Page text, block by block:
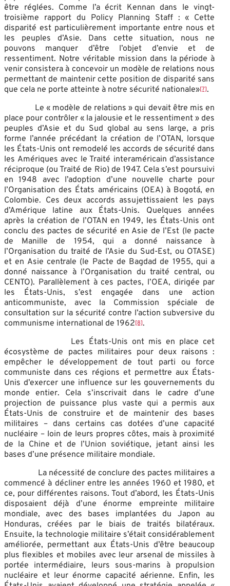
être réglées. Comme l’a écrit Kennan dans le vingt-
troisième rapport du Policy Planning Staff : « Cette
disparité est particulièrement importante entre nous et
les peuples d’Asie. Dans cette situation, nous ne
pouvons manquer d’être l’objet d’envie et de
ressentiment. Notre véritable mission dans la période à
venir consistera à concevoir un modèle de relations nous
permettant de maintenir cette position de disparité sans
que cela ne porte atteinte à notre sécurité nationale»[7].
Le « modèle de relations » qui devait être mis en
place pour contrôler « la jalousie et le ressentiment » des
peuples d’Asie et du Sud global au sens large, a pris
forme l’année précédant la création de l’OTAN, lorsque
les États-Unis ont remodelé les accords de sécurité dans
les Amériques avec le Traité interaméricain d’assistance
réciproque (ou Traité de Rio) de 1947. Cela s’est poursuivi
en 1948 avec l’adoption d’une nouvelle charte pour
l’Organisation des États américains (OEA) à Bogotá, en
Colombie. Ces deux accords assujettissaient les pays
d’Amérique latine aux États-Unis. Quelques années
après la création de l’OTAN en 1949, les États-Unis ont
conclu des pactes de sécurité en Asie de l’Est (le pacte
de Manille de 1954, qui a donné naissance à
l’Organisation du traité de l’Asie du Sud-Est, ou OTASE)
et en Asie centrale (le Pacte de Bagdad de 1955, qui a
donné naissance à l’Organisation du traité central, ou
CENTO). Parallèlement à ces pactes, l’OEA, dirigée par
les États-Unis, s’est engagée dans une action
anticommuniste, avec la Commission spéciale de
consultation sur la sécurité contre l’action subversive du
communisme international de 1962 [8].
Les États-Unis ont mis en place cet
écosystème de pactes militaires pour deux raisons :
empêcher le développement de tout parti ou force
communiste dans ces régions et permettre aux États-
Unis d’exercer une influence sur les gouvernements du
monde entier. Cela s’inscrivait dans le cadre d’une
projection de puissance plus vaste qui a permis aux
États-Unis de construire et de maintenir des bases
militaires – dans certains cas dotées d’une capacité
nucléaire – loin de leurs propres côtes, mais à proximité
de la Chine et de l’Union soviétique, jetant ainsi les
bases d’une présence militaire mondiale.
La nécessité de conclure des pactes militaires a
commencé à décliner entre les années 1960 et 1980, et
ce, pour différentes raisons. Tout d’abord, les États-Unis
disposaient déjà d’une énorme empreinte militaire
mondiale, avec des bases implantées du Japon au
Honduras, créées par le biais de traités bilatéraux.
Ensuite, la technologie militaire s’était considérablement
améliorée, permettant aux États-Unis d’être beaucoup
plus flexibles et mobiles avec leur arsenal de missiles à
portée intermédiaire, leurs sous-marins à propulsion
nucléaire et leur énorme capacité aérienne. Enfin, les